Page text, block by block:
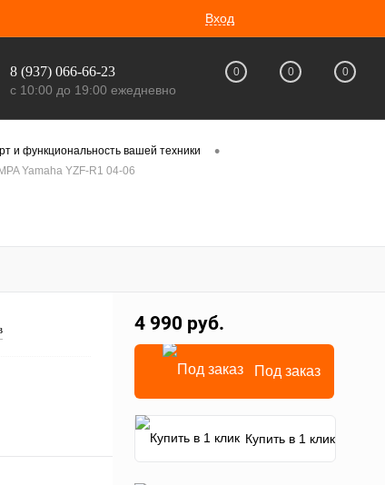
Вход
8 (937) 066-66-23
с 10:00 до 19:00 ежедневно
0 0 0
и функциональность вашей техники •
Yamaha YZF-R1 04-06
4 990 руб.
Под заказ
Купить в 1 клик